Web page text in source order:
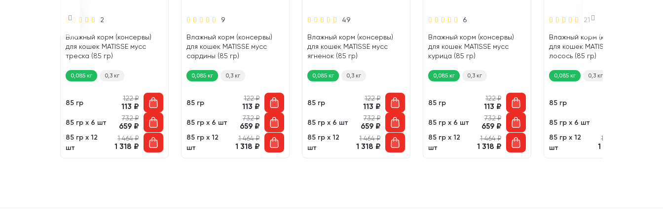
2
Влажный корм (консервы)
для кошек MATISSE мусс
треска (85 гр)
0,085 кг 0,3 кг
85 гр
122₽
113 ₽
85 гр х 6 шт
732₽
659 ₽
85 гр х 12
шт
1 464₽
1 318 ₽
9
Влажный корм (консервы)
для кошек MATISSE мусс
сардины (85 гр)
0,085 кг 0,3 кг
85 гр
122₽
113 ₽
85 гр х 6 шт
732₽
659 ₽
85 гр х 12
шт
1 464₽
1 318 ₽
49
Влажный корм (консервы)
для кошек MATISSE мусс
ягненок (85 гр)
0,085 кг 0,3 кг
85 гр
122₽
113 ₽
85 гр х 6 шт
732₽
659 ₽
85 гр х 12
шт
1 464₽
1 318 ₽
6
Влажный корм (консервы)
для кошек MATISSE мусс
курица (85 гр)
0,085 кг 0,3 кг
85 гр
122₽
113 ₽
85 гр х 6 шт
732₽
659 ₽
85 гр х 12
шт
1 464₽
1 318 ₽
21
Влажный корм (консервы)
для кошек MATISSE мусс
лосось (85 гр)
0,085 кг 0,3 кг
85 гр
85 гр х 6 шт
85 гр х 12
шт
1 464
1 318